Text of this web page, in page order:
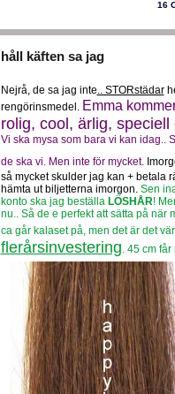
16
håll käften sa jag
Nejrå, de sa jag inte.. STORstädar
rengörinsmedel. Emma
rolig, cool, ärlig, speciell
Vi ska mysa som bara vi kan idag..
de ska vi. Men inte för mycket.
så mycket skulder jag kan + betala
hämta ut biljetterna imorgon. Sen
konto ska jag beställa LÖSHÅR!
nu.. Så de e perfekt att sätta på när
ca går kalaset på, men det är det
flerårsinvestering. 45 cm